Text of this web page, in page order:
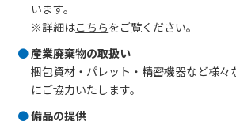
います。
※詳細はこちらをご覧ください。
産業廃棄物の取扱い
梱包資材・パレット・精密機器など様々
にご協力いたします。
備品の提供